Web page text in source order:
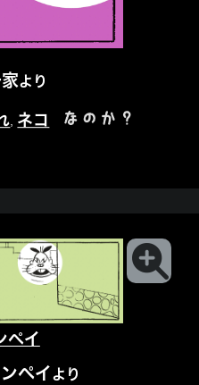
より
, ネコ なのか？
ペイ
ペイより